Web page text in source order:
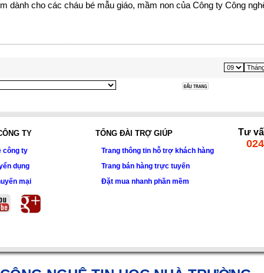
dành cho các cháu bé mẫu giáo, mầm non của Công ty Công
TY
công ty
dụng
mại
TỔNG ĐÀI TRỢ GIÚP
Trang thông tin hỗ trợ khách hàng
Trang bán hàng trực tuyến
Đặt mua nhanh phần mềm
Tư